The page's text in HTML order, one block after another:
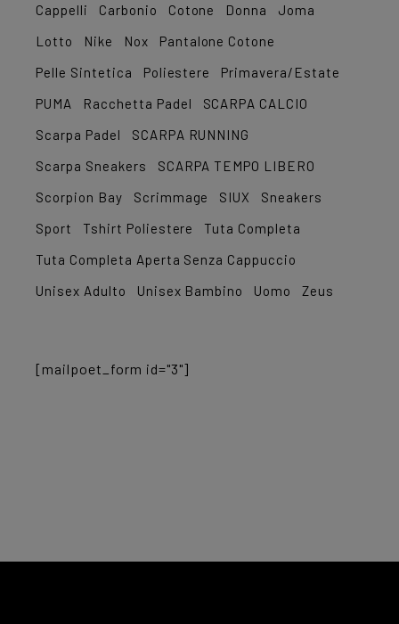
Cappelli
Carbonio Cotone Donna
Joma
Lotto
Nike Nox
Pantalone Cotone
Pelle Sintetica
Poliestere
Primavera/Estate
PUMA
Racchetta Padel
SCARPA CALCIO
Scarpa Padel
SCARPA RUNNING
Scarpa Sneakers
SCARPA TEMPO LIBERO
Scorpion Bay
Scrimmage SIUX
Sneakers
Sport
Tshirt Poliestere
Tuta Completa
Tuta Completa Aperta Senza Cappuccio
Unisex Adulto
Unisex Bambino Uomo Zeus
[mailpoet_form id="3"]